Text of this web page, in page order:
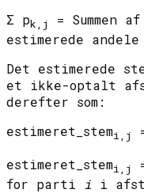
Σ pk,j = Summen
estimerede
Det estimerede
et ikke-optalt
derefter som:
estimeret_stemi,j
estimeret_stemi,j
for parti i i